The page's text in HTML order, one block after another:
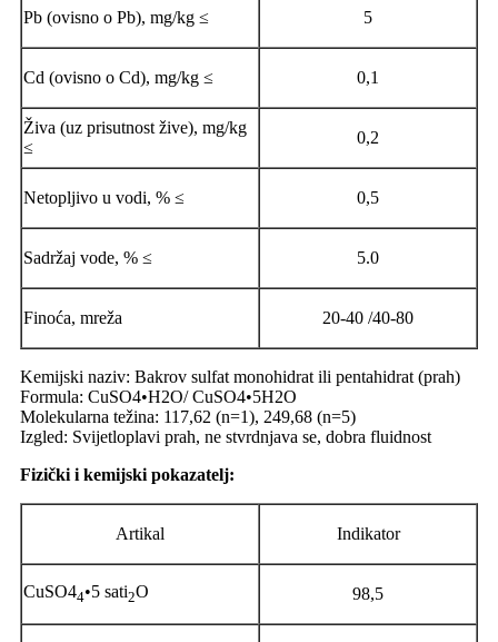
Pb (ovisno o Pb), mg/kg ≤ 5
Cd (ovisno o Cd), mg/kg ≤ 0,1
Živa (uz prisutnost žive), mg/kg
≤
0,2
Netopljivo u vodi, % ≤ 0,5
Sadržaj vode, % ≤ 5.0
Finoća, mreža 20-40 /40-80
Kemijski naziv: Bakrov sulfat monohidrat ili pentahidrat (prah)
Formula: CuSO4•H2O/ CuSO4•5H2O
Molekularna težina: 117,62 (n=1), 249,68 (n=5)
Izgled: Svijetloplavi prah, ne stvrdnjava se, dobra fluidnost
Fizički i kemijski pokazatelj:
Artikal Indikator
CuSO44•5 sati2O 98,5